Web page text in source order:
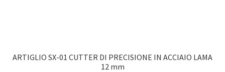
ARTIGLIO SX-01 CUTTER DI PRECISIONE IN ACCIAIO LAMA
12 mm